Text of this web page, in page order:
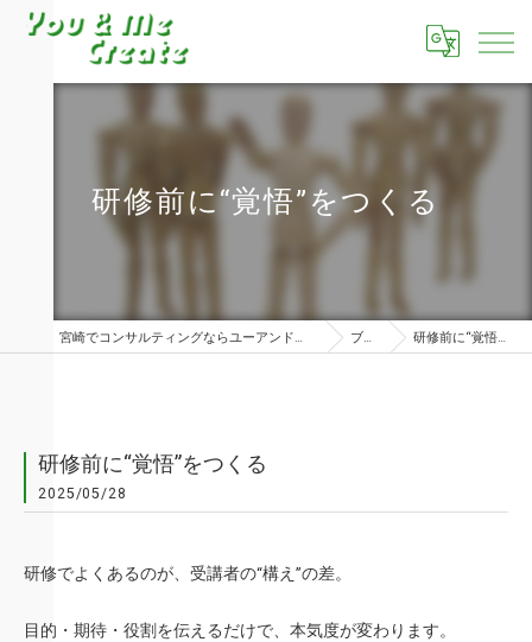
研修前に“覚悟”をつくる
宮崎でコンサルティングならユーアンドミークリエイト株式会社 ブログ 研修前に“覚悟”をつくる
研修前に“覚悟”をつくる
2025/05/28
研修でよくあるのが、受講者の“構え”の差。
目的・期待・役割を伝えるだけで、本気度が変わります。